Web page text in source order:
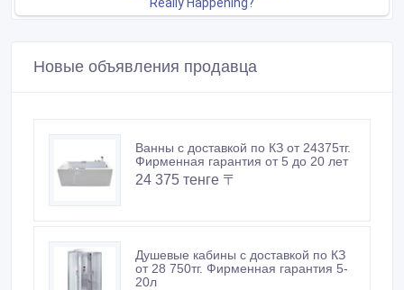
Новые объявления продавца
Ванны с доставкой по КЗ от 24375тг.
Фирменная гарантия от 5 до 20 лет
24 375 тенге 〒
Душевые кабины с доставкой по КЗ
от 28 750тг. Фирменная гарантия 5-
20л